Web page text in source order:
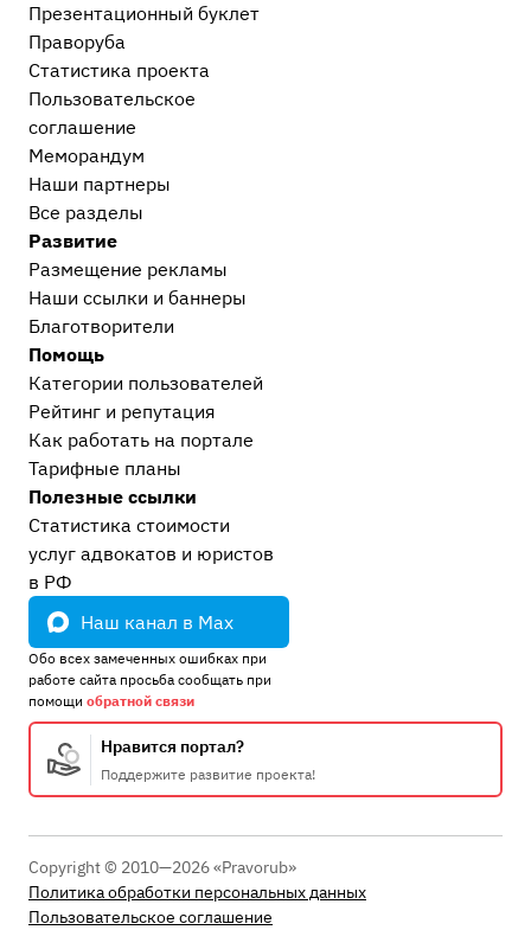
Презентационный букл​ет
Праворуба
Статистика проекта
Пользовательское
соглашение
Меморандум
Наши партнеры
Все разделы
Развитие
Размещение рекламы
Наши ссылки и баннеры
Благотворители
Помощь
Категории пользователей
Рейтинг и репутация
Как работать на портале
Тарифные планы
Полезные ссылки
Статистика стоимости
услуг адвокатов и юристов
в РФ
Наш канал в Max
Обо всех замеченных ошибках при
работе сайта просьба сообщать при
помощи обратной связи
Нравится портал?
Поддержите развитие проекта!
Copyright © 2010—2026 «Pravorub»
Политика обработки персональных данных
Пользовательское соглашение